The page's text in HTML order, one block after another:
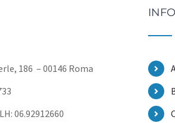
186 – 00146 Roma
06.92912660